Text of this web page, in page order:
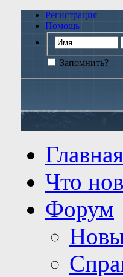
Регистрация
Помощь
Запомнить?
Главная
Что
Форум